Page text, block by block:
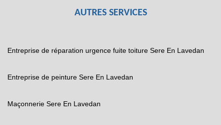
AUTRES SERVICES
Entreprise de réparation urgence fuite toiture Sere En Lavedan
Entreprise de peinture Sere En Lavedan
Maçonnerie Sere En Lavedan